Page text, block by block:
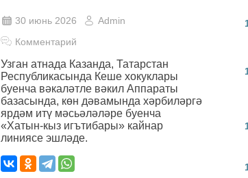
30 июнь 2026
Admin
Комментарий
Узган атнада Казанда, Татарстан
Республикасында Кеше хокуклары
буенча вәкаләтле вәкил Аппараты
базасында, көн дәвамында хәрбиләргә
ярдәм итү мәсьәләләре буенча
«Хатын-кыз игътибары» кайнар
линиясе эшләде.